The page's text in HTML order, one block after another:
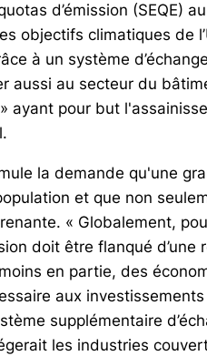
d’émission (SEQE)
objectifs climatiques de
à un système
aussi au secteur du
ayant pour but
la demande qu'une
et que non
« Globalement,
doit être flanqué
en partie, des
aux
supplémentaire
les industries